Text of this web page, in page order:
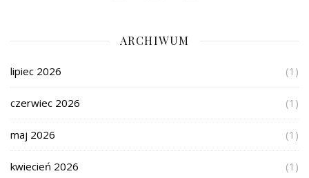
ARCHIWUM
lipiec 2026 (1)
czerwiec 2026 (1)
maj 2026 (1)
kwiecień 2026 (1)